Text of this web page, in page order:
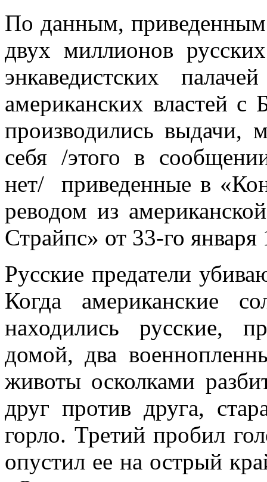
По данным,
двух миллионов
энкаведистских
американских властей
производи­лись выдачи,
себя /этого в
нет/ приведенные в
реводом из
Страйпс» от 33-го января
Русские предатели
Когда амери­канские
находились русские,
домой, два
животы осколками
друг против друга,
горло. Третий пробил
опустил ее на острый